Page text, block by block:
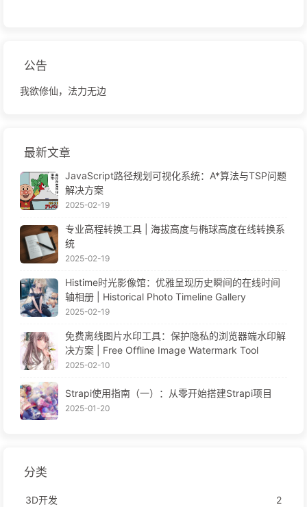
公告
我欲修仙，法力无边
最新文章
JavaScript路径规划可视化系统：A*算法与TSP问题
解决方案
2025-02-19
专业高程转换工具 | 海拔高度与椭球高度在线转换系
统
2025-02-19
Histime时光影像馆：优雅呈现历史瞬间的在线时间
轴相册 | Historical Photo Timeline Gallery
2025-02-19
免费离线图片水印工具：保护隐私的浏览器端水印解
决方案 | Free Offline Image Watermark Tool
2025-02-10
Strapi使用指南（一）：从零开始搭建Strapi项目
2025-01-20
分类
3D开发
2